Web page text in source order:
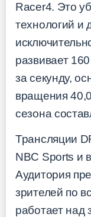
Racer4. Это
технологий и
развивает
за секунду,
вращения
сезона
Трансляции
NBC Sports и
Аудитория
зрителей по
работает над